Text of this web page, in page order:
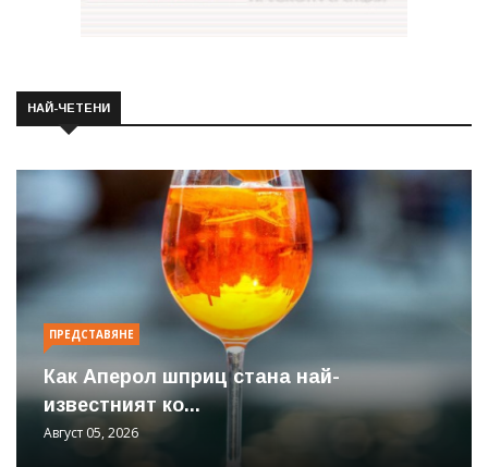
НАЙ-ЧЕТЕНИ
ПРЕДСТАВЯНЕ
Как Аперол шприц стана най-
известният ко...
Август 05, 2026